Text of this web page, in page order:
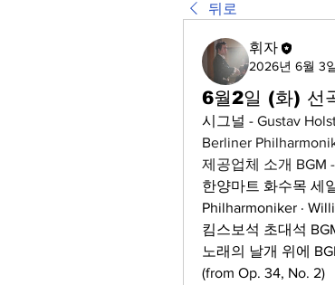
뒤로
휘자
2026년 6월 3
6월2일 (화) 선
시그널 - Gustav
Berliner
제공업체 소개 BGM -
한양마트 화수목 세
Philharmoniker ·
킴스보석 초대석
노래의 날개 위에
(from Op. 34, No. 2)